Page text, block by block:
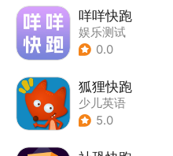
咩咩快跑
娱乐测试
0.0
狐狸快跑
少儿英语
5.0